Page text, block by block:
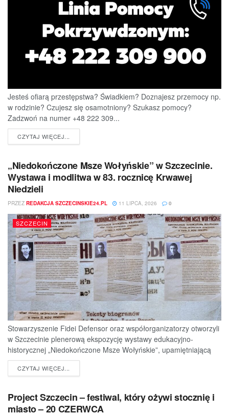
Jesteś ofiarą przestępstwa? Świadkiem? Doznajesz przemocy np.
w rodzinie? Czujesz się osamotniony? Szukasz pomocy?
Zadzwoń na numer +48 222 309...
CZYTAJ WIĘCEJ...
„Niedokończone Msze Wołyńskie” w Szczecinie.
Wystawa i modlitwa w 83. rocznicę Krwawej
Niedzieli
PRZEZ REDAKCJA SZCZECINSKIE24.PL 11 LIPCA, 2026 0
SZCZECIN
Stowarzyszenie Fidei Defensor oraz współorganizatorzy otworzyli
w Szczecinie plenerową ekspozycję wystawy edukacyjno-
historycznej „Niedokończone Msze Wołyńskie”, upamiętniającą
ofiary jednej z najtragiczniejszych...
CZYTAJ WIĘCEJ...
Project Szczecin – festiwal, który ożywi stocznię i
miasto – 20 CZERWCA